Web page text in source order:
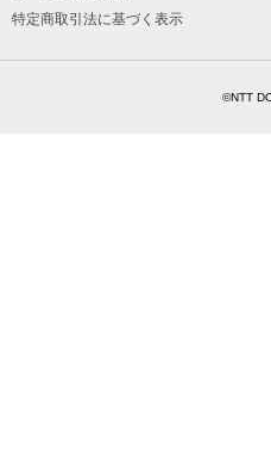
特定商取引法に基づく表示
©NTT